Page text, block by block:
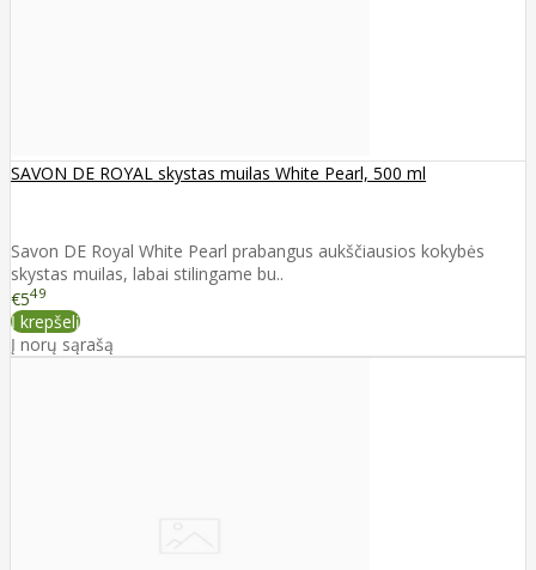
SAVON DE ROYAL skystas muilas White Pearl, 500 ml
Savon DE Royal White Pearl prabangus aukščiausios kokybės
skystas muilas, labai stilingame bu..
€549
Į krepšelį
Į norų sąrašą